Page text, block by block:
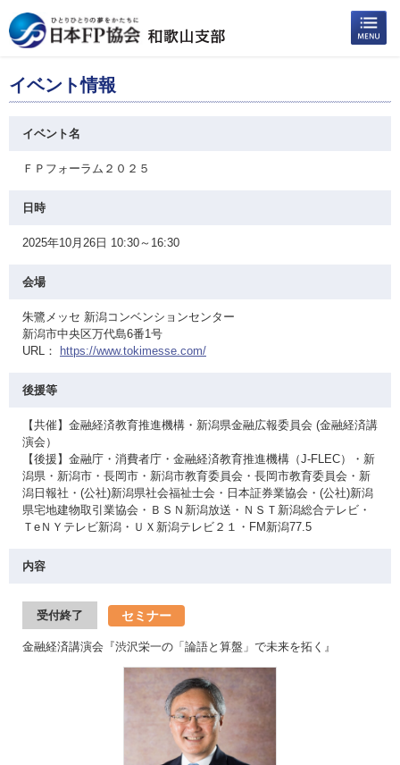
イベント情報
イベント名
ＦＰフォーラム２０２５
日時
2025年10月26日 10:30～16:30
会場
朱鷺メッセ 新潟コンベンションセンター
新潟市中央区万代島6番1号
URL：
https://www.tokimesse.com/
後援等
【共催】金融経済教育推進機構・新潟県金融広報委員会 (金融経済講
演会）
【後援】金融庁・消費者庁・金融経済教育推進機構（J-FLEC）・新
潟県・新潟市・長岡市・新潟市教育委員会・長岡市教育委員会・新
潟日報社・(公社)新潟県社会福祉士会・日本証券業協会・(公社)新潟
県宅地建物取引業協会・ＢＳＮ新潟放送・ＮＳＴ新潟総合テレビ・
ＴeＮＹテレビ新潟・ＵＸ新潟テレビ２１・FM新潟77.5
内容
受付終了 セミナー
金融経済講演会『渋沢栄一の「論語と算盤」で未来を拓く』